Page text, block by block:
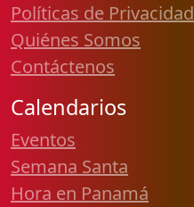
Políticas de Privacidad
Quiénes Somos
Contáctenos
Calendarios
Eventos
Semana Santa
Hora en Panamá